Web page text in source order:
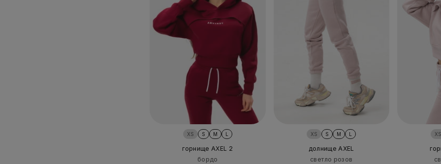
XS S M
горнище AXEL 2
бордо
XS S M
долнище AXEL
светло розов
XS